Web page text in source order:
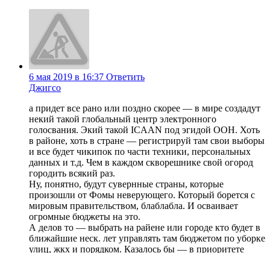
6 мая 2019 в 16:37 Ответить
Джигсо
а придет все рано или поздно скорее — в мире создадут
некий такой глобальный центр электронного
голосвания. Экий такой ICAAN под эгидой ООН. Хоть
в районе, хоть в стране — регистрируй там свои выборы
и все будет чикипок по части техники, персональных
данных и т.д. Чем в каждом скворешнике свой огород
городить всякий раз.
Ну, понятно, будут сувернные страны, которые
произошли от Фомы неверующего. Который борется с
мировым правительством, блаблабла. И осваивает
огромные бюджеты на это.
А делов то — выбрать на райене или городе кто будет в
ближайшие неск. лет управлять там бюджетом по уборке
улиц, жкх и порядком. Казалось бы — в приоритете